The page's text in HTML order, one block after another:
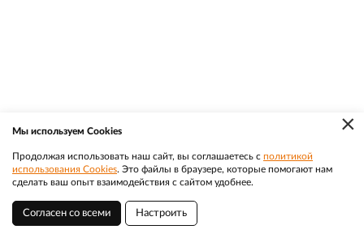
×
Мы используем Cookies
Продолжая использовать наш сайт, вы соглашаетесь с политикой
использования Cookies. Это файлы в браузере, которые помогают нам
сделать ваш опыт взаимодействия с сайтом удобнее.
Согласен со всеми Настроить